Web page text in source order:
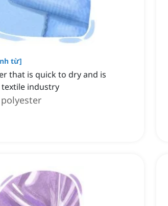
từ]
that is quick to dry and is
industry